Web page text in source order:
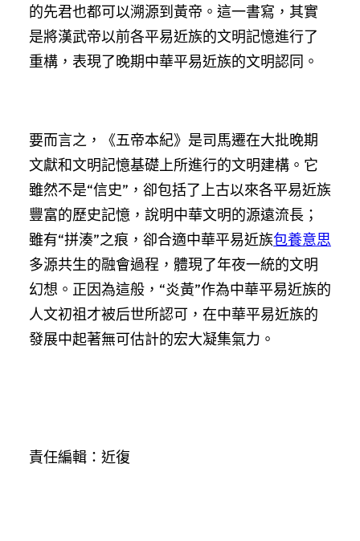
的先君也都可以溯源到黃帝。這一書寫，其實
是將漢武帝以前各平易近族的文明記憶進行了
重構，表現了晚期中華平易近族的文明認同。
要而言之，《五帝本紀》是司馬遷在大批晚期
文獻和文明記憶基礎上所進行的文明建構。它
雖然不是“信史”，卻包括了上古以來各平易近族
豐富的歷史記憶，說明中華文明的源遠流長；
雖有“拼湊”之痕，卻合適中華平易近族包養意思
多源共生的融會過程，體現了年夜一統的文明
幻想。正因為這般，“炎黃”作為中華平易近族的
人文初祖才被后世所認可，在中華平易近族的
發展中起著無可估計的宏大凝集氣力。
責任編輯：近復